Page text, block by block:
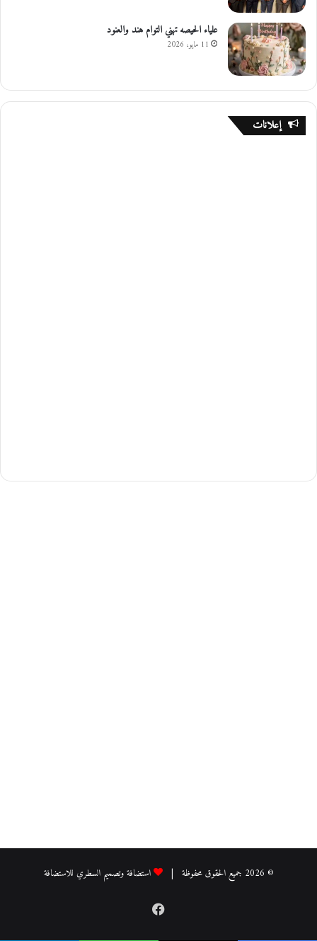
علياء الحيصه تهني التوام هند والعنود
11 مايو، 2026
إعلانات
© 2026 جميع الحقوق محفوظة | استضافة وتصميم السطري للاستضافة